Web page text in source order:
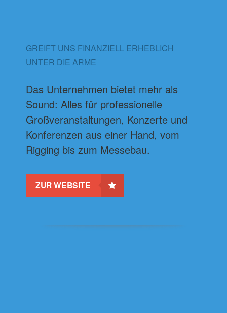
GREIFT UNS FINANZIELL ERHEBLICH
UNTER DIE ARME
Das Unternehmen bietet mehr als
Sound: Alles für professionelle
Großveranstaltungen, Konzerte und
Konferenzen aus einer Hand, vom
Rigging bis zum Messebau.
ZUR WEBSITE